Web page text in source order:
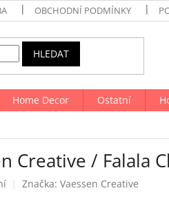
OBCHODNÍ PODMÍNKY
HLEDAT
Home Decor Ostatní
Creative / Falala
Značka: Vaessen Creative